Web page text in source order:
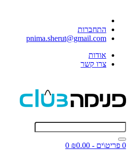
התחברות
pnima.sherut@gmail.com
אודות
צרו קשר
0 פריט\ים - ₪0.00
0